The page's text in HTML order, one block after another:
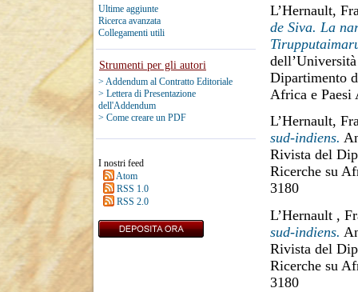
Ultime aggiunte
Ricerca avanzata
Collegamenti utili
Strumenti per gli autori
> Addendum al Contratto Editoriale
> Lettera di Presentazione
dell'Addendum
> Come creare un PDF
I nostri feed
Atom
RSS 1.0
RSS 2.0
L’Hernault,
de Siva. La
Dipartimento
Africa e Paesi
L’Hernault,
sud-indiens.
Rivista del
Ricerche su
3180
L’Hernault ,
sud-indiens.
Rivista del
Ricerche su
3180